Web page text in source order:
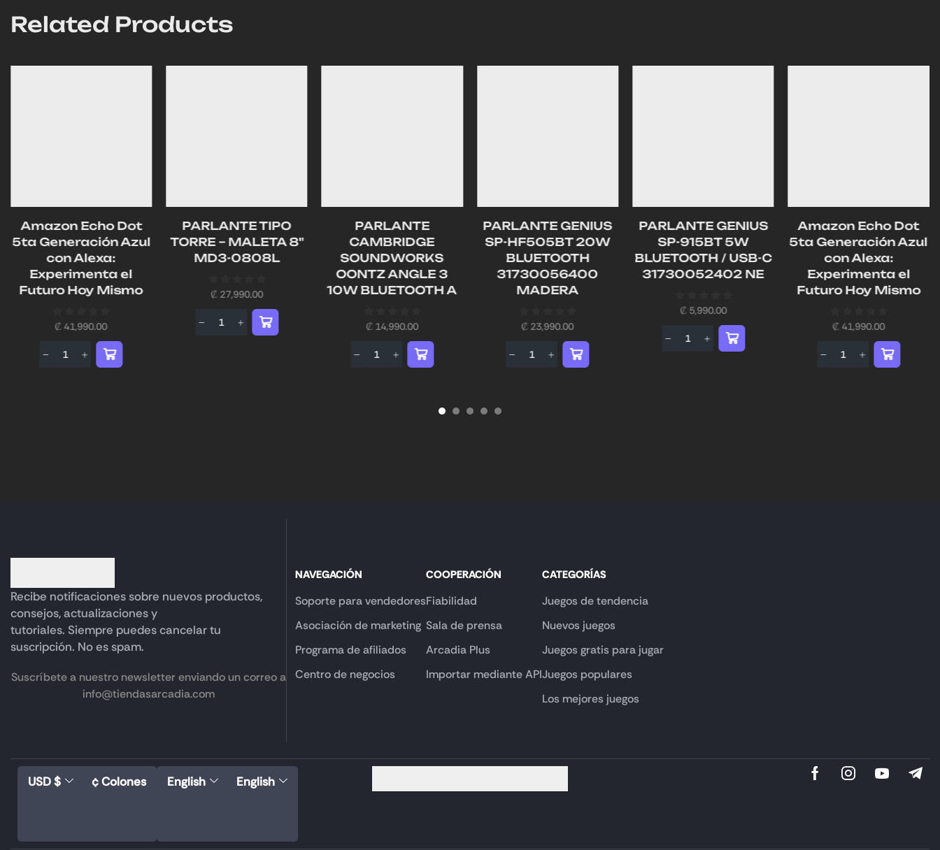
Related Products
Amazon Echo Dot
5ta Generación Azul
con Alexa:
Experimenta el
Futuro Hoy Mismo
₡ 41,990.00
PARLANTE TIPO
TORRE – MALETA 8"
MD3-0808L
₡27,990.00
PARLANTE
CAMBRIDGE
SOUNDWORKS
OONTZ ANGLE 3
10W BLUETOOTH A
₡ 14,990.00
PARLANTE GENIUS
SP-HF505BT 20W
BLUETOOTH
31730056400
MADERA
₡ 23,990.00
PARLANTE GENIUS
SP-915BT 5W
BLUETOOTH / USB-C
31730052402 NE
₡5,990.00
Amazon Echo Dot
5ta Generación Azul
con Alexa:
Experimenta el
Futuro Hoy Mismo
₡ 41,990.00
Recibe notificaciones sobre nuevos productos,
consejos, actualizaciones y
tutoriales. Siempre puedes cancelar tu
suscripción. No es spam.
Suscríbete a nuestro newsletter enviando un correo a
info@tiendasarcadia.com
NAVEGACIÓN
Soporte para vendedores
Asociación de marketing
Programa de afiliados
Centro de negocios
COOPERACIÓN
Fiabilidad
Sala de prensa
Arcadia Plus
Importar mediante API
CATEGORÍAS
Juegos de tendencia
Nuevos juegos
Juegos gratis para jugar
Juegos populares
Los mejores juegos
USD $ ¢ Colones English English